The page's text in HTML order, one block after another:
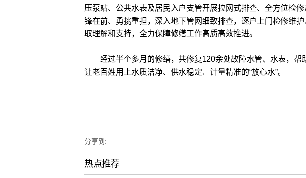
压泵站、公共水表及居民入户支管开展拉网式排查、全方位检
锋在前、勇挑重担，深入地下管网细致排查，逐户上门检修维
取理解和支持，全力保障修缮工作高质高效推进。
经过半个多月的修缮，共修复120余处故障水管、水表，帮
让老百姓用上水质洁净、供水稳定、计量精准的“放心水”。
分享到:
热点推荐